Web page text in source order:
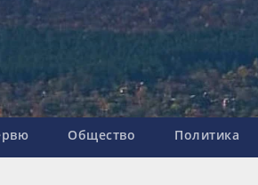
Общество Политика